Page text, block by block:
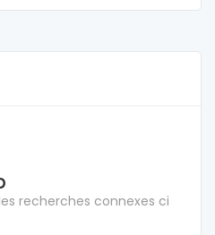
recherches connexes ci